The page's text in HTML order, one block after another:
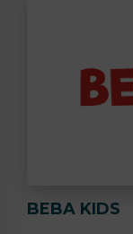
BEBA KIDS